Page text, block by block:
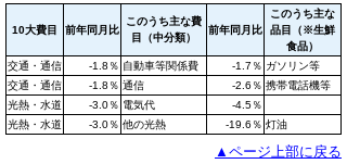
10大費目 前年同月比
このうち主な費
目（中分類）
前年同月比
このうち主な
品目（※生鮮
食品）
交通・通信
-1.8％ 自動車等関係費 -1.7％ ガソリン等
交通・通信
-1.8％ 通信 -2.6％ 携帯電話機等
光熱・水道
-3.0％ 電気代
-4.5％
光熱・水道
-3.0％ 他の光熱 -19.6％ 灯油
▲ページ上部に戻る